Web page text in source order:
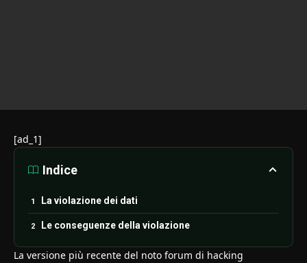
[ad_1]
Indice
La violazione dei dati
Le conseguenze della violazione
La versione più recente del noto forum di hacking